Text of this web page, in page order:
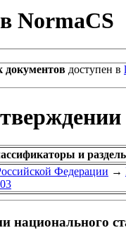
NormaCS
документов доступен в
и
Федерации →
национального